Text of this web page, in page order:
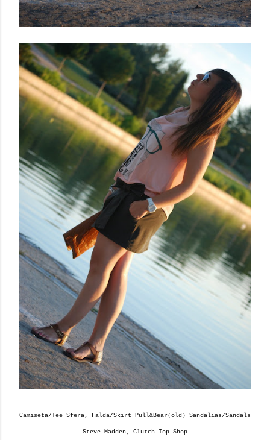
Camiseta/Tee Sfera, Falda/Skirt Pull&Bear(old) Sandalias/Sandals
Steve Madden, Clutch Top Shop